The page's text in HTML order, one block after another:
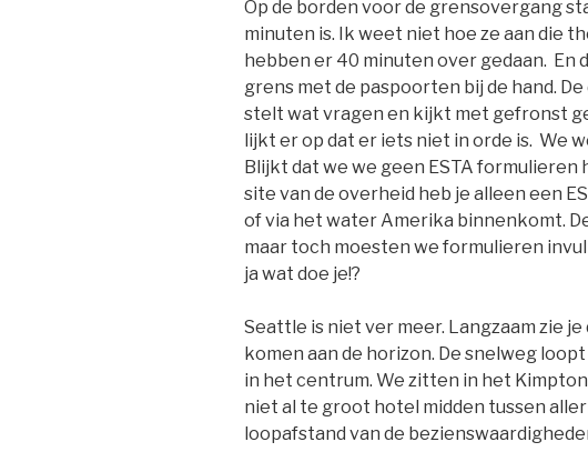
Op de borden voor de grensovergang
minuten is. Ik weet niet hoe ze aan die
hebben er 40 minuten over gedaan. En
grens met de paspoorten bij de hand.
stelt wat vragen en kijkt met gefronst
lijkt er op dat er iets niet in orde is. We
Blijkt dat we we geen ESTA formulieren
site van de overheid heb je alleen een
of via het water Amerika binnenkomt.
maar toch moesten we formulieren
ja wat doe je!?
Seattle is niet ver meer. Langzaam zie
komen aan de horizon. De snelweg
in het centrum. We zitten in het
niet al te groot hotel midden tussen
loopafstand van de